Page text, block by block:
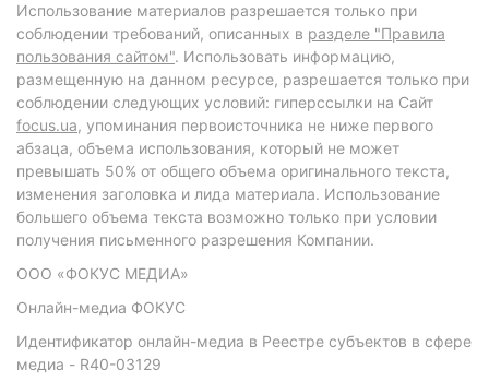
Использование материалов разрешается только при
соблюдении требований, описанных в разделе "Правила
пользования сайтом". Использовать информацию,
размещенную на данном ресурсе, разрешается только при
соблюдении следующих условий: гиперссылки на Сайт
focus.ua, упоминания первоисточника не ниже первого
абзаца, объема использования, который не может
превышать 50% от общего объема оригинального текста,
изменения заголовка и лида материала. Использование
большего объема текста возможно только при условии
получения письменного разрешения Компании.
ООО «ФОКУС МЕДИА»
Онлайн-медиа ФОКУС
Идентификатор онлайн-медиа в Реестре субъектов в сфере
медиа - R40-03129